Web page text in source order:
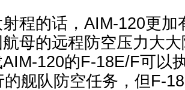
程的话，AIM-120更加
母的远程防空压力大
120的F-18E/F可以
的舰队防空任务，但F-